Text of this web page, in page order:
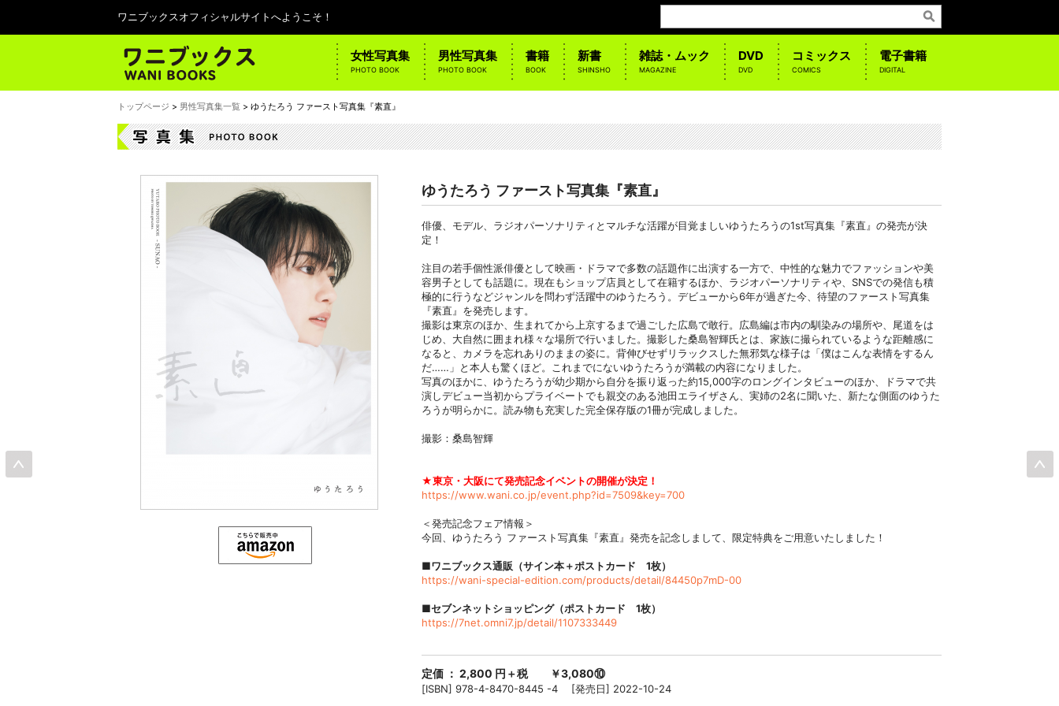
ワニブックスオフィシャルサイトへようこそ！
女性写真集
PHOTO BOOK
男性写真集
PHOTO BOOK
書籍
BOOK
新書
SHINSHO
雑誌・ムック
MAGAZINE
DVD
DVD
コミックス
COMICS
電子書籍
DIGITAL
トップページ > 男性写真集一覧 > ゆうたろう ファースト写真集『素直』
ゆうたろう ファースト写真集『素直』
俳優、モデル、ラジオパーソナリティとマルチな活躍が目覚ましいゆうたろうの1st写真集『素直』の発売が決
定！
注目の若手個性派俳優として映画・ドラマで多数の話題作に出演する一方で、中性的な魅力でファッションや美
容男子としても話題に。現在もショップ店員として在籍するほか、ラジオパーソナリティや、SNSでの発信も積
極的に行うなどジャンルを問わず活躍中のゆうたろう。デビューから6年が過ぎた今、待望のファースト写真集
『素直』を発売します。
撮影は東京のほか、生まれてから上京するまで過ごした広島で敢行。広島編は市内の馴染みの場所や、尾道をは
じめ、大自然に囲まれ様々な場所で行いました。撮影した桑島智輝氏とは、家族に撮られているような距離感に
なると、カメラを忘れありのままの姿に。背伸びせずリラックスした無邪気な様子は「僕はこんな表情をするん
だ……」と本人も驚くほど。これまでにないゆうたろうが満載の内容になりました。
写真のほかに、ゆうたろうが幼少期から自分を振り返った約15,000字のロングインタビューのほか、ドラマで共
演しデビュー当初からプライベートでも親交のある池田エライザさん、実姉の2名に聞いた、新たな側面のゆうた
ろうが明らかに。読み物も充実した完全保存版の1冊が完成しました。
撮影：桑島智輝
★東京・大阪にて発売記念イベントの開催が決定！
https://www.wani.co.jp/event.php?id=7509&key=700
＜発売記念フェア情報＞
今回、ゆうたろう ファースト写真集『素直』発売を記念しまして、限定特典をご用意いたしました！
■ワニブックス通販（サイン本＋ポストカード 1枚）
https://wani-special-edition.com/products/detail/84450p7mD-00
■セブンネットショッピング（ポストカード 1枚）
https://7net.omni7.jp/detail/1107333449
定価 ： 2,800 円＋税 ￥3,080⑩
[ISBN] 978-4-8470-8445 -4 [発売日] 2022-10-24